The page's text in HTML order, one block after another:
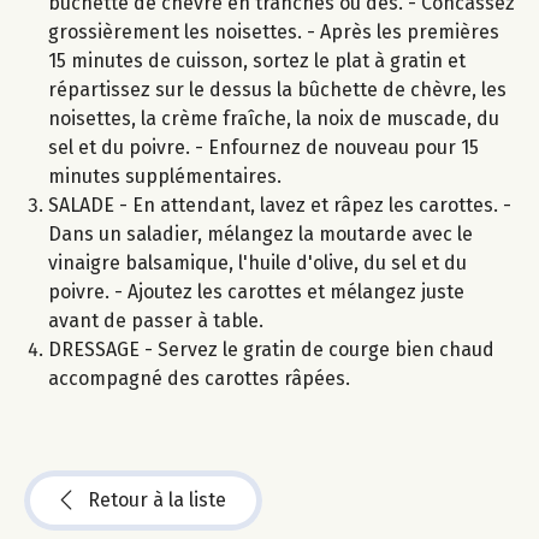
grossièrement les noisettes. - Après les premières
15 minutes de cuisson, sortez le plat à gratin et
répartissez sur le dessus la bûchette de chèvre, les
noisettes, la crème fraîche, la noix de muscade, du
sel et du poivre. - Enfournez de nouveau pour 15
minutes supplémentaires.
SALADE - En attendant, lavez et râpez les carottes. -
Dans un saladier, mélangez la moutarde avec le
vinaigre balsamique, l'huile d'olive, du sel et du
poivre. - Ajoutez les carottes et mélangez juste
avant de passer à table.
DRESSAGE - Servez le gratin de courge bien chaud
accompagné des carottes râpées.
Retour à la liste